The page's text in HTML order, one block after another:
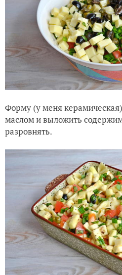
Форму (у меня
маслом и выложить
разровнять.